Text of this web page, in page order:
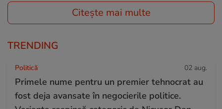
Citește mai multe
TRENDING
Politică 02 aug.
Primele nume pentru un premier tehnocrat au
fost deja avansate în negocierile politice.